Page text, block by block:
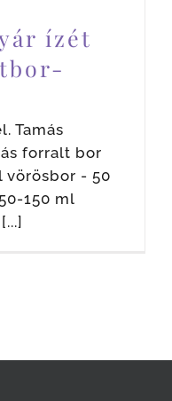
ízét
Tamás
forralt bor
vörösbor - 50
150 ml